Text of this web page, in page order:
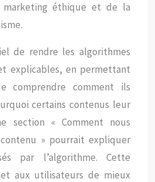
éthique et de la
de rendre les algorithmes
explicables, en permettant
comprendre comment ils
certains contenus leur
section « Comment nous
» pourrait expliquer
par l’algorithme. Cette
aux utilisateurs de mieux